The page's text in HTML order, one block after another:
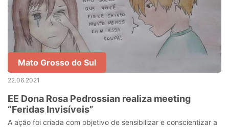
Mato Grosso do Sul
22.06.2021
EE Dona Rosa Pedrossian realiza meeting
“Feridas Invisíveis”
A ação foi criada com objetivo de sensibilizar e conscientizar a